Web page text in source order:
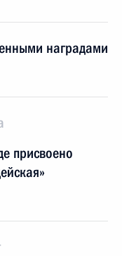
наградами
присвоено